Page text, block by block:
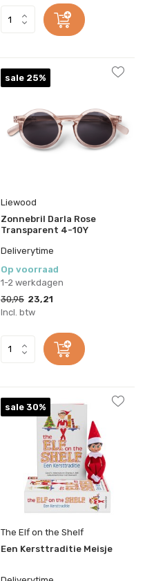
sale 25%
Liewood
Zonnebril Darla Rose
Transparent 4-10Y
Deliverytime
Op voorraad
1-2 werkdagen
30,95 23,21
Incl. btw
sale 30%
The Elf on the Shelf
Een Kersttraditie Meisje